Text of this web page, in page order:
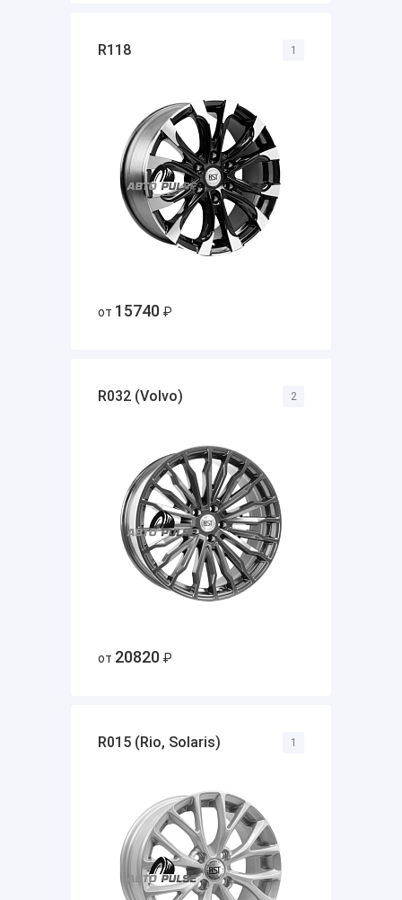
R118
от 15740 ₽
1
R032 (Volvo)
от 20820 ₽
2
R015 (Rio, Solaris) 1